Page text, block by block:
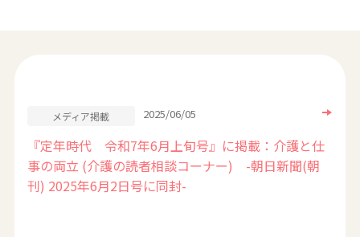
メディア掲載 2025/06/05
『定年時代 令和7年6月上旬号』に掲載：介護と仕
事の両立 (介護の読者相談コーナー) -朝日新聞(朝
刊) 2025年6月2日号に同封-